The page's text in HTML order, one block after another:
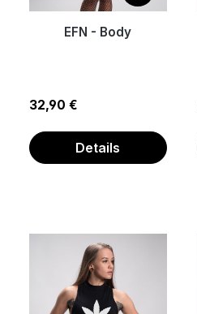
EFN - Body
Regulärer Preis:
32,90 €
Details